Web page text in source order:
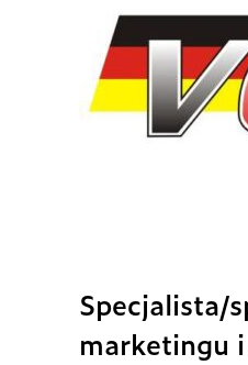
Specjalista/
marketingu